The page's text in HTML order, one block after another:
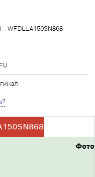
WFDLLA150SN868
Фото